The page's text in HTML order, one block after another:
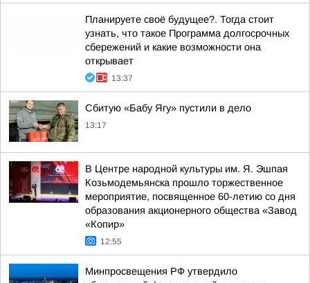
Планируете своё будущее?. Тогда стоит
узнать, что такое Программа долгосрочных
сбережений и какие возможности она
открывает
13:37
Сбитую «Бабу Ягу» пустили в дело
13:17
В Центре народной культуры им. Я. Эшпая
Козьмодемьянска прошло торжественное
мероприятие, посвященное 60-летию со дня
образования акционерного общества «Завод
«Копир»
12:55
Минпросвещения РФ утвердило